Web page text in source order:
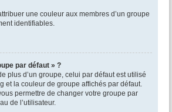
une couleur aux membres d’un groupe
identifiables.
par défaut » ?
plus d’un groupe, celui par défaut est utilisé
et la couleur de groupe affichés par défaut.
permettre de changer votre groupe par
de l’utilisateur.